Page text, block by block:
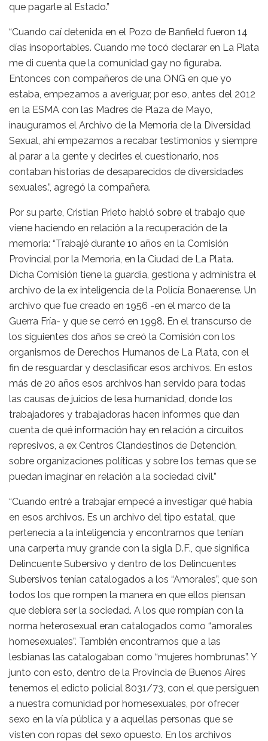
que pagarle al Estado.”
“Cuando caí detenida en el Pozo de Banfield fueron 14
días insoportables. Cuando me tocó declarar en La Plata
me di cuenta que la comunidad gay no figuraba.
Entonces con compañeros de una ONG en que yo
estaba, empezamos a averiguar, por eso, antes del 2012
en la ESMA con las Madres de Plaza de Mayo,
inauguramos el Archivo de la Memoria de la Diversidad
Sexual, ahí empezamos a recabar testimonios y siempre
al parar a la gente y decirles el cuestionario, nos
contaban historias de desaparecidos de diversidades
sexuales.”, agregó la compañera.
Por su parte, Cristian Prieto habló sobre el trabajo que
viene haciendo en relación a la recuperación de la
memoria: “Trabajé durante 10 años en la Comisión
Provincial por la Memoria, en la Ciudad de La Plata.
Dicha Comisión tiene la guardia, gestiona y administra el
archivo de la ex inteligencia de la Policía Bonaerense. Un
archivo que fue creado en 1956 -en el marco de la
Guerra Fría- y que se cerró en 1998. En el transcurso de
los siguientes dos años se creó la Comisión con los
organismos de Derechos Humanos de La Plata, con el
fin de resguardar y desclasificar esos archivos. En estos
más de 20 años esos archivos han servido para todas
las causas de juicios de lesa humanidad, donde los
trabajadores y trabajadoras hacen informes que dan
cuenta de qué información hay en relación a circuitos
represivos, a ex Centros Clandestinos de Detención,
sobre organizaciones políticas y sobre los temas que se
puedan imaginar en relación a la sociedad civil.”
“Cuando entré a trabajar empecé a investigar qué había
en esos archivos. Es un archivo del tipo estatal, que
pertenecía a la inteligencia y encontramos que tenían
una carperta muy grande con la sigla D.F., que significa
Delincuente Subersivo y dentro de los Delincuentes
Subersivos tenían catalogados a los “Amorales”, que son
todos los que rompen la manera en que ellos piensan
que debiera ser la sociedad. A los que rompían con la
norma heterosexual eran catalogados como “amorales
homesexuales”. También encontramos que a las
lesbianas las catalogaban como “mujeres hombrunas”. Y
junto con esto, dentro de la Provincia de Buenos Aires
tenemos el edicto policial 8031/73, con el que persiguen
a nuestra comunidad por homesexuales, por ofrecer
sexo en la vía pública y a aquellas personas que se
visten con ropas del sexo opuesto. En los archivos